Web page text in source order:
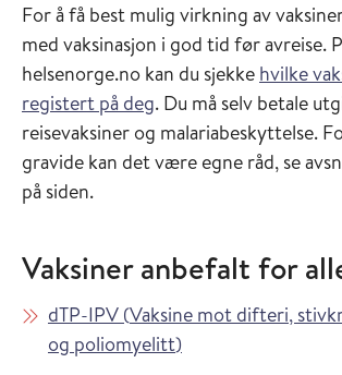
For å få best mulig virkning av
med vaksinasjon i god tid før avreise.
helsenorge.no kan du sjekke hvilke
registert på deg. Du må selv betale
reisevaksiner og malariabeskyttelse.
gravide kan det være egne råd, se
på siden.
Vaksiner anbefalt for
Les mer om
dTP-IPV (Vaksine mot difteri,
og poliomyelitt)i